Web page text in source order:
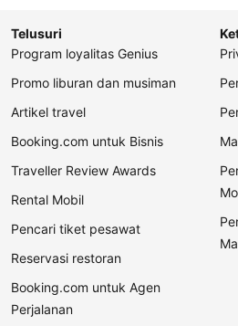
Telusuri
Program loyalitas Genius
Promo liburan dan musiman
Artikel travel
Booking.com untuk Bisnis
Traveller Review Awards
Rental Mobil
Pencari tiket pesawat
Reservasi restoran
Booking.com untuk Agen
Perjalanan